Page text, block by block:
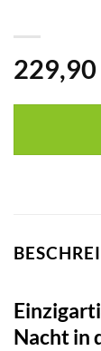
229,90
Nacht in